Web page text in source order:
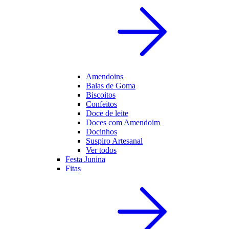
Amendoins
Balas de Goma
Biscoitos
Confeitos
Doce de leite
Doces com Amendoim
Docinhos
Suspiro Artesanal
Ver todos
Festa Junina
Fitas